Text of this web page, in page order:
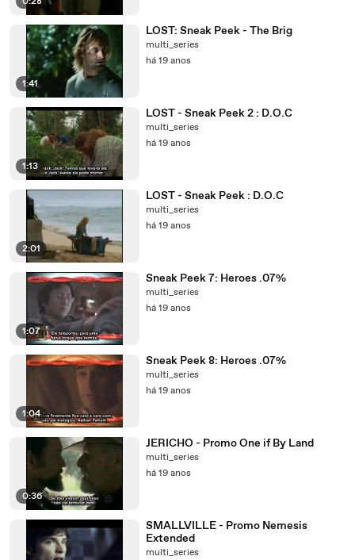
1:41
LOST: Sneak Peek - The Brig
multi_series
há 19 anos
1:13
LOST - Sneak Peek 2 : D.O.C
multi_series
há 19 anos
2:01
LOST - Sneak Peek : D.O.C
multi_series
há 19 anos
1:07
Sneak Peek 7: Heroes .07%
multi_series
há 19 anos
1:04
Sneak Peek 8: Heroes .07%
multi_series
há 19 anos
0:36
JERICHO - Promo One if By Land
multi_series
há 19 anos
SMALLVILLE - Promo Nemesis
Extended
multi_series